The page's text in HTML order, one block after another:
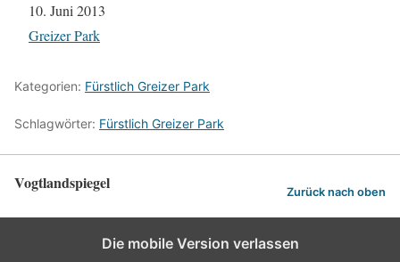
Datum
10. Juni 2013
In Bezug auf
Greizer Park
Kategorien: Fürstlich Greizer Park
Schlagwörter: Fürstlich Greizer Park
Vogtlandspiegel Zurück nach oben
Die mobile Version verlassen